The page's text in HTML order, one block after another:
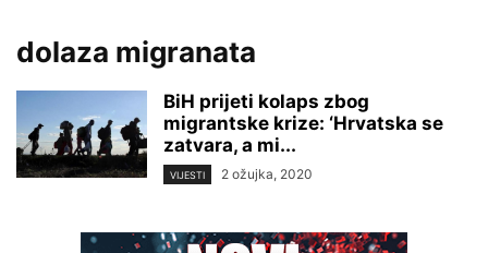
dolaza migranata
BiH prijeti kolaps zbog
migrantske krize: ‘Hrvatska se
zatvara, a mi...
VIJESTI 2 ožujka, 2020